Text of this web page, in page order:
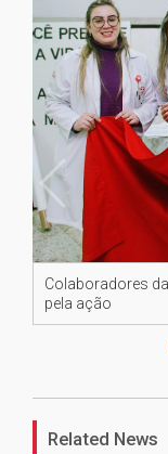
Colaboradores
pela ação
Related News